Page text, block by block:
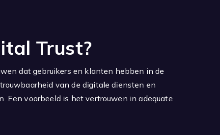
Trust?
dat gebruikers en klanten hebben in de
van de digitale diensten en
Een voorbeeld is het vertrouwen in adequate